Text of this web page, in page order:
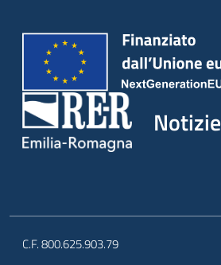
Notizie
C.F. 800.625.903.79